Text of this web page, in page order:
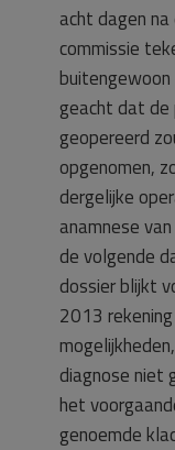
acht dagen
commissie
geacht dat de
geopereerd
opgenomen,
dergelijke
anamnese
de volgende
dossier blijkt
2013
diagnose niet
het
genoemde